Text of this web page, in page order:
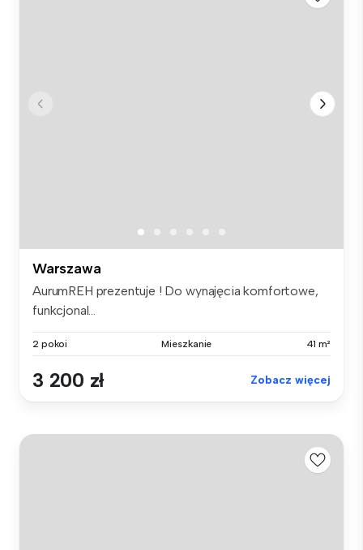
Warszawa
AurumREH prezentuje ! Do wynajęcia komfortowe,
funkcjonal...
2 pokoi Mieszkanie 41 m²
3 200 zł Zobacz więcej